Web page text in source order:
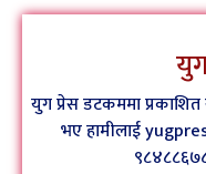
युग प्रेस डटकममा
भए हामीलाई